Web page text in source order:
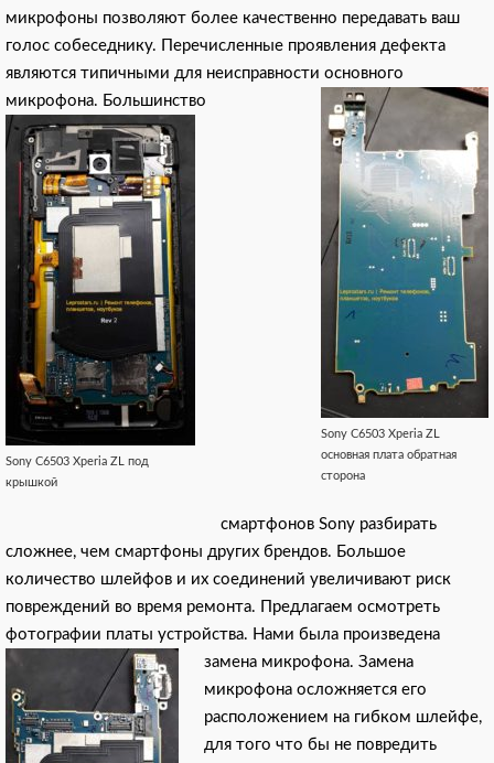
микрофоны позволяют более качественно передавать ваш
голос собеседнику. Перечисленные проявления дефекта
являются типичными для неисправности основного
микрофона.
Sony C6503 Xperia ZL
основная плата обратная
сторона
Sony C6503 Xperia ZL под
крышкой
Большинство
смартфонов Sony разбирать
сложнее, чем смартфоны других брендов. Большое
количество шлейфов и их соединений увеличивают риск
повреждений во время ремонта. Предлагаем осмотреть
фотографии платы устройства. Нами была произведена
замена микрофона. Замена
микрофона осложняется его
расположением на гибком шлейфе,
для того что бы не повредить